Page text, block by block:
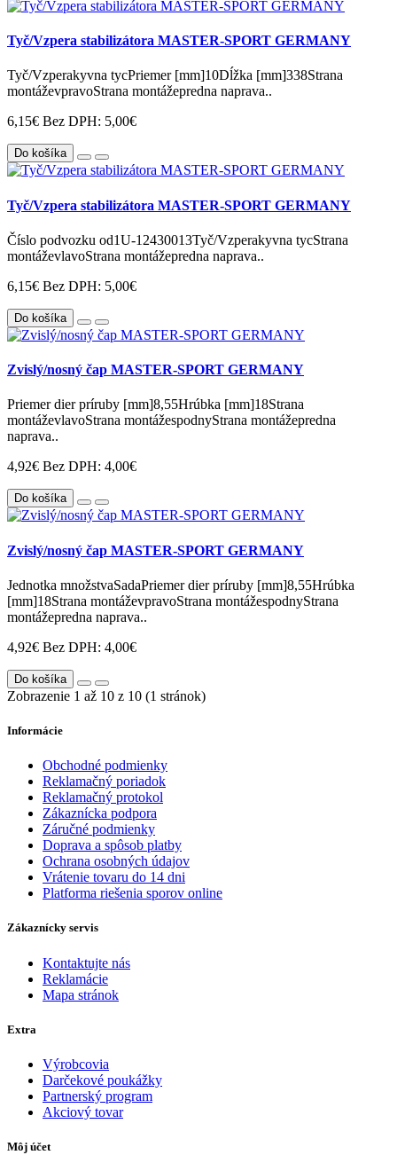
Tyč/Vzpera stabilizátora MASTER-SPORT GERMANY
Tyč/Vzperakyvna tycPriemer [mm]10Dĺžka [mm]338Strana
montáževpravoStrana montážepredna naprava..
6,15€ Bez DPH: 5,00€
Do košíka
Tyč/Vzpera stabilizátora MASTER-SPORT GERMANY
Číslo podvozku od1U-12430013Tyč/Vzperakyvna tycStrana
montáževlavoStrana montážepredna naprava..
6,15€ Bez DPH: 5,00€
Do košíka
Zvislý/nosný čap MASTER-SPORT GERMANY
Priemer dier príruby [mm]8,55Hrúbka [mm]18Strana
montáževlavoStrana montážespodnyStrana montážepredna
naprava..
4,92€ Bez DPH: 4,00€
Do košíka
Zvislý/nosný čap MASTER-SPORT GERMANY
Jednotka množstvaSadaPriemer dier príruby [mm]8,55Hrúbka
[mm]18Strana montáževpravoStrana montážespodnyStrana
montážepredna naprava..
4,92€ Bez DPH: 4,00€
Do košíka
Zobrazenie 1 až 10 z 10 (1 stránok)
Informácie
Obchodné podmienky
Reklamačný poriadok
Reklamačný protokol
Zákaznícka podpora
Záručné podmienky
Doprava a spôsob platby
Ochrana osobných údajov
Vrátenie tovaru do 14 dni
Platforma riešenia sporov online
Zákaznícky servis
Kontaktujte nás
Reklamácie
Mapa stránok
Extra
Výrobcovia
Darčekové poukážky
Partnerský program
Akciový tovar
Môj účet